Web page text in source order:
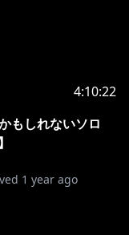
4:10:22
もしれないソロ
1 year ago